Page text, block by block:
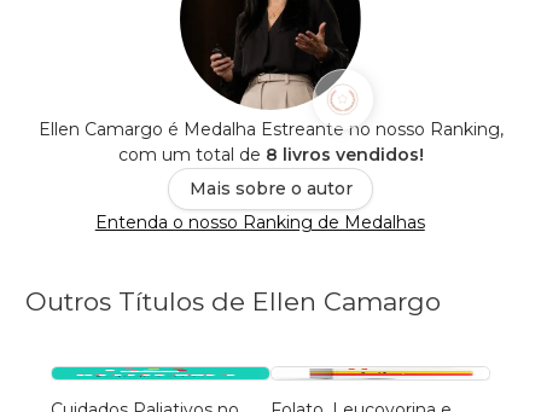
Ellen Camargo é Medalha Estreante no nosso Ranking,
com um total de 8 livros vendidos!
Mais sobre o autor
Entenda o nosso Ranking de Medalhas
Outros Títulos de Ellen Camargo